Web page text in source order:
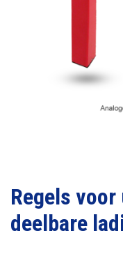
Regels
deelbare